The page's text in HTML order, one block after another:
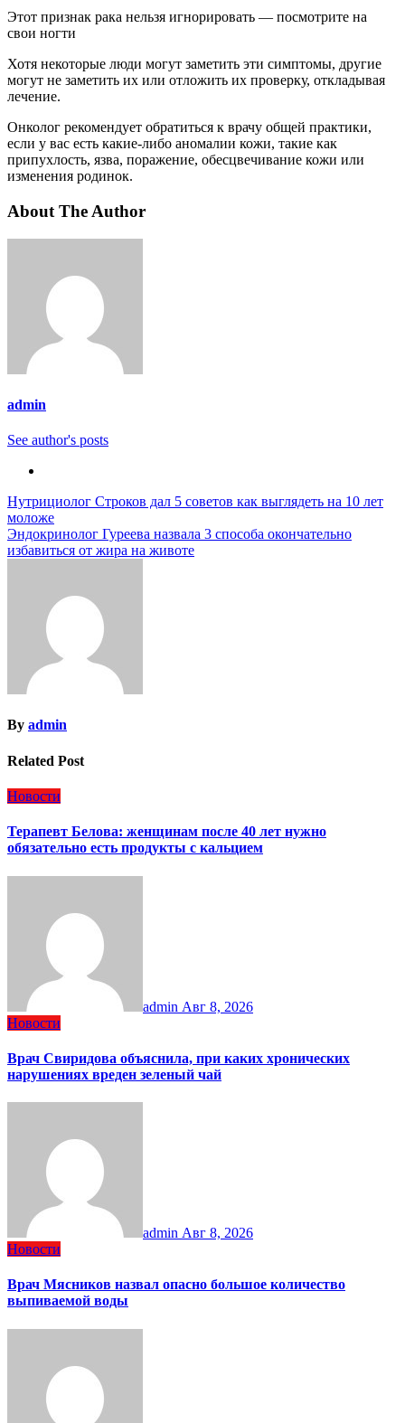
Этот признак рака нельзя игнорировать — посмотрите на
свои ногти
Хотя некоторые люди могут заметить эти симптомы, другие
могут не заметить их или отложить их проверку, откладывая
лечение.
Онколог рекомендует обратиться к врачу общей практики,
если у вас есть какие-либо аномалии кожи, такие как
припухлость, язва, поражение, обесцвечивание кожи или
изменения родинок.
About The Author
admin
See author's posts
Навигация
по
записям
Нутрициолог Строков дал 5 советов как выглядеть на 10 лет
моложе
Эндокринолог Гуреева назвала 3 способа окончательно
избавиться от жира на животе
By admin
Related Post
Новости
Терапевт Белова: женщинам после 40 лет нужно
обязательно есть продукты с кальцием
admin Авг 8, 2026
Новости
Врач Свиридова объяснила, при каких хронических
нарушениях вреден зеленый чай
admin Авг 8, 2026
Новости
Врач Мясников назвал опасно большое количество
выпиваемой воды